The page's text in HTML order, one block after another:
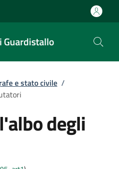
Guardistallo
e stato civile /
degli